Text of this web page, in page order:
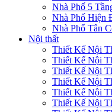
Nhà Phố 5
Nhà Phố Hiện
Nhà Phố Tân
Nội thất
Thiết Kế Nội
Thiết Kế Nội
Thiết Kế Nội
Thiết Kế Nội
Thiết Kế Nội
Thiết Kế Nội